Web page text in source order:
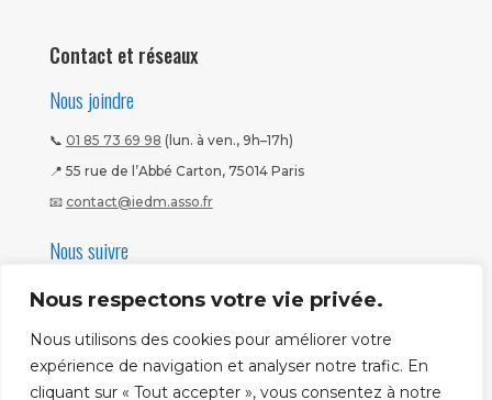
Nous respectons votre vie privée.
Nous utilisons des cookies pour améliorer votre
expérience de navigation et analyser notre trafic. En
cliquant sur « Tout accepter », vous consentez à notre
Contact et réseaux
Nous joindre
📞 01 85 73 69 98 (lun. à ven., 9h–17h)
📍 55 rue de l’Abbé Carton, 75014 Paris
📧 contact@iedm.asso.fr
Nous suivre